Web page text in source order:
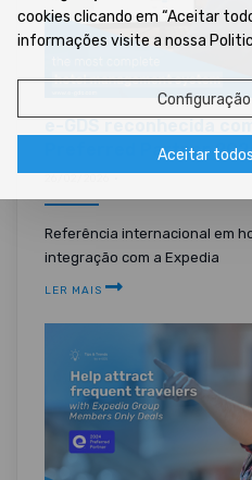
Preferred Partner
Referência internacional em
integração com a Expedia
LER MAIS
cookies clicando em “Aceitar
informações visite a nossa
Aceitar